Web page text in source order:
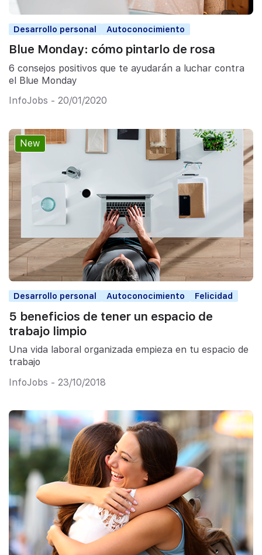
Desarrollo personal Autoconocimiento
Blue Monday: cómo pintarlo de rosa
6 consejos positivos que te ayudarán a luchar contra
el Blue Monday
InfoJobs - 20/01/2020
New
Desarrollo personal Autoconocimiento Felicidad
5 beneficios de tener un espacio de
trabajo limpio
Una vida laboral organizada empieza en tu espacio de
trabajo
InfoJobs - 23/10/2018